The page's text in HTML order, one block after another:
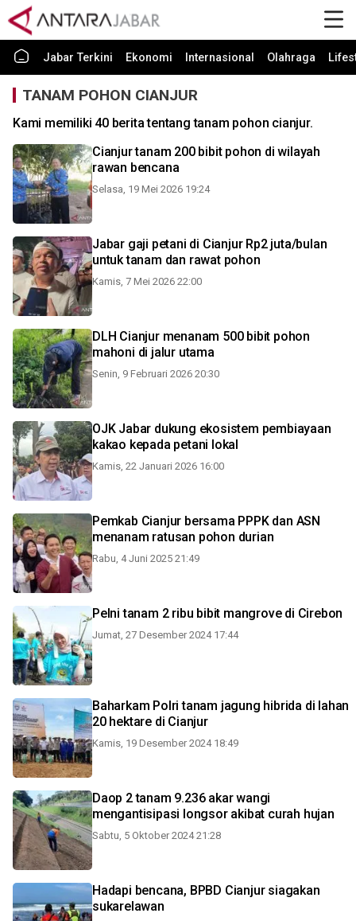
Jabar Terkini Ekonomi Internasional Olahraga
TANAM POHON CIANJUR
Kami memiliki 40 berita tentang tanam pohon cianjur.
Cianjur tanam 200 bibit pohon di wilayah
rawan bencana
Selasa, 19 Mei 2026 19:24
Jabar gaji petani di Cianjur Rp2 juta/bulan
untuk tanam dan rawat pohon
Kamis, 7 Mei 2026 22:00
DLH Cianjur menanam 500 bibit pohon
mahoni di jalur utama
Senin, 9 Februari 2026 20:30
OJK Jabar dukung ekosistem pembiayaan
kakao kepada petani lokal
Kamis, 22 Januari 2026 16:00
Pemkab Cianjur bersama PPPK dan ASN
menanam ratusan pohon durian
Rabu, 4 Juni 2025 21:49
Pelni tanam 2 ribu bibit mangrove di Cirebon
Jumat, 27 Desember 2024 17:44
Baharkam Polri tanam jagung hibrida di lahan
20 hektare di Cianjur
Kamis, 19 Desember 2024 18:49
Daop 2 tanam 9.236 akar wangi
mengantisipasi longsor akibat curah hujan
Sabtu, 5 Oktober 2024 21:28
Hadapi bencana, BPBD Cianjur siagakan
sukarelawan